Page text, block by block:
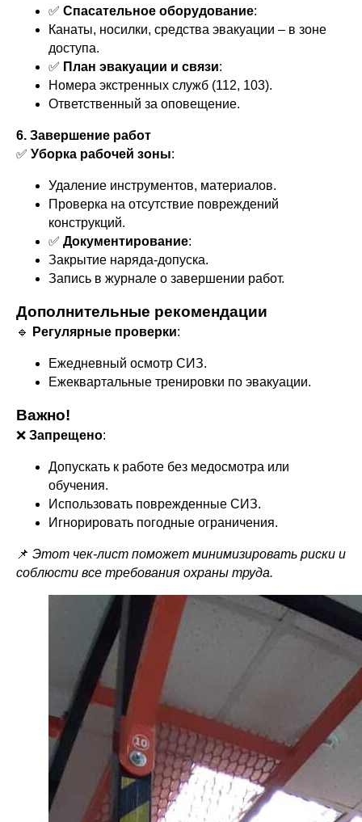
✅ Спасательное оборудование:
Канаты, носилки, средства эвакуации – в зоне
доступа.
✅ План эвакуации и связи:
Номера экстренных служб (112, 103).
Ответственный за оповещение.
6. Завершение работ
✅ Уборка рабочей зоны:
Удаление инструментов, материалов.
Проверка на отсутствие повреждений
конструкций.
✅ Документирование:
Закрытие наряда-допуска.
Запись в журнале о завершении работ.
Дополнительные рекомендации
🔹 Регулярные проверки:
Ежедневный осмотр СИЗ.
Ежеквартальные тренировки по эвакуации.
Важно!
❌ Запрещено:
Допускать к работе без медосмотра или
обучения.
Использовать поврежденные СИЗ.
Игнорировать погодные ограничения.
📌 Этот чек-лист поможет минимизировать риски и
соблюсти все требования охраны труда.